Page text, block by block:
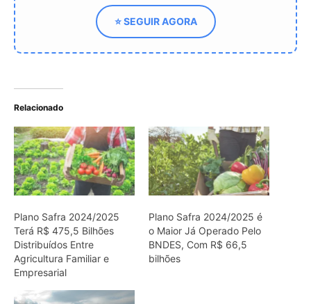
⭐ SEGUIR AGORA
Relacionado
Plano Safra 2024/2025
Terá R$ 475,5 Bilhões
Distribuídos Entre
Agricultura Familiar e
Empresarial
Plano Safra 2024/2025 é
o Maior Já Operado Pelo
BNDES, Com R$ 66,5
bilhões